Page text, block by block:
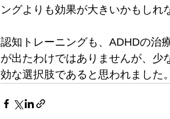
ングよりも効果が大きいかもしれ
認知トレーニングも、ADHDの治
が出たわけではありませんが、少
効な選択肢であると思われました。